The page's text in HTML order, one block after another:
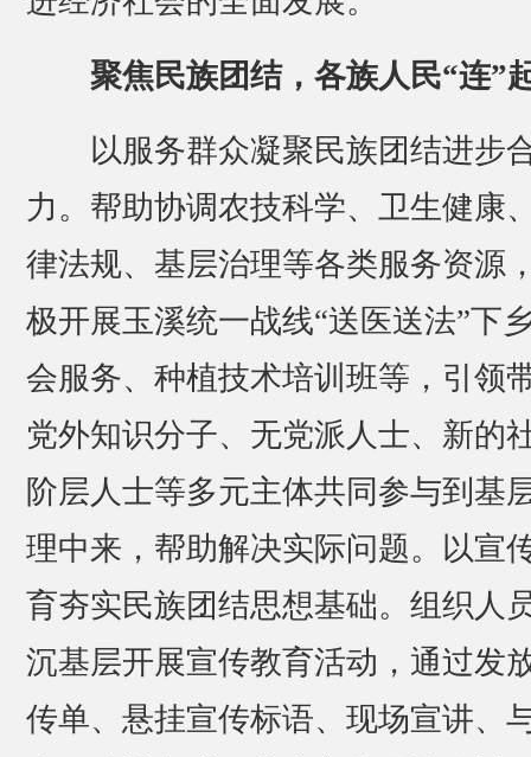
聚焦民族团结，各族人民“连”
以服务群众凝聚民族团结进步
力。帮助协调农技科学、卫生健康
律法规、基层治理等各类服务资源
极开展玉溪统一战线“送医送法”下
会服务、种植技术培训班等，引领
党外知识分子、无党派人士、新的
阶层人士等多元主体共同参与到基
理中来，帮助解决实际问题。以宣
育夯实民族团结思想基础。组织人
沉基层开展宣传教育活动，通过发
传单、悬挂宣传标语、现场宣讲、